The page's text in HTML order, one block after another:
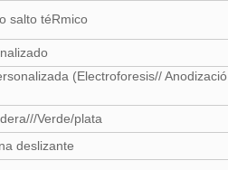
salto téRmico
(Electroforesis//
Verde/plata
deslizante